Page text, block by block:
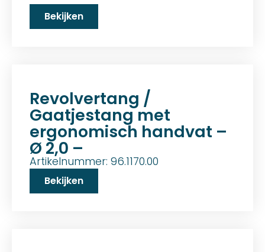
Bekijken
Revolvertang /
Gaatjestang met
ergonomisch handvat –
Ø 2,0 –
Artikelnummer: 96.1170.00
Bekijken